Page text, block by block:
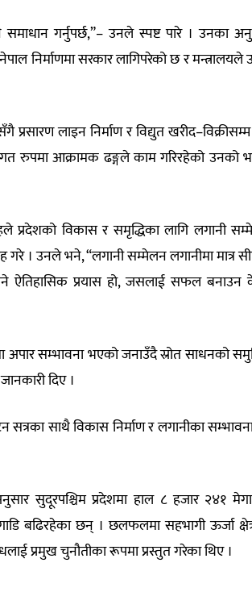
गर्नुपर्छ,”– उनले स्पष्ट पारे । उनका
निर्माणमा सरकार लागिपरेको छ र मन्त्रालयले
प्रसारण लाइन निर्माण र विद्युत
रुपमा आक्रामक ढङ्गले काम गरिरहेको उनको
प्रदेशको विकास र समृद्धिका लागि लगानी
। उनले भने, “लगानी सम्मेलन लगानीमा मात्र
ऐतिहासिक प्रयास हो, जसलाई सफल बनाउन
सम्भावना भएको जनाउँदै स्रोत साधनको
दिए ।
साथै विकास निर्माण र लगानीका
सुदूरपश्चिम प्रदेशमा हाल ८ हजार २४१
बढिरहेका छन् । छलफलमा सहभागी ऊर्जा
प्रमुख चुनौतीका रूपमा प्रस्तुत गरेका थिए ।